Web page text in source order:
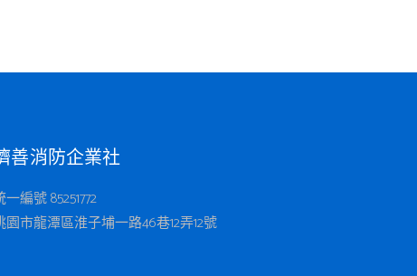
善消防企業社
一編號 85251772
園市龍潭區淮子埔一路46巷12弄12號